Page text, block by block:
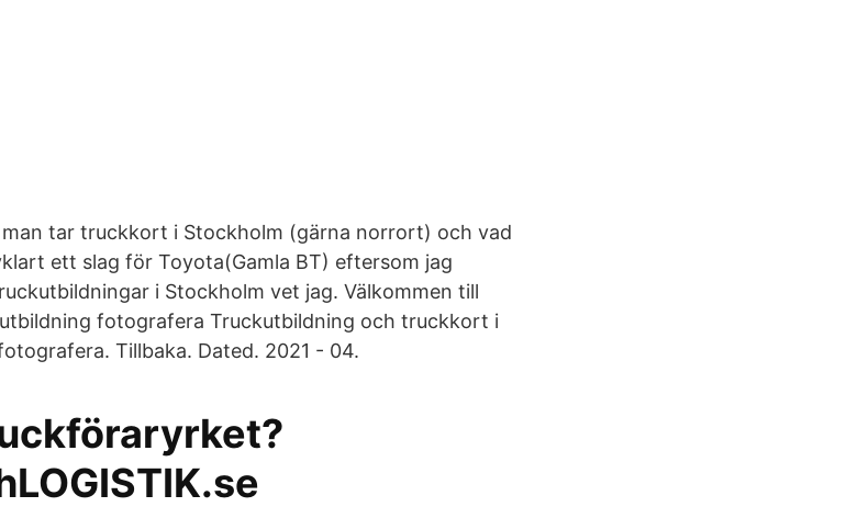
tar truckkort i Stockholm (gärna norrort) och vad
ett slag för Toyota(Gamla BT) eftersom jag
i Stockholm vet jag. Välkommen till
fotografera Truckutbildning och truckkort i
Tillbaka. Dated. 2021 - 04.